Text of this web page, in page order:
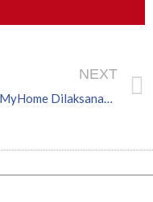
NEXT
Skim MyHome Dilaksanakan Mulai 1 April 2014